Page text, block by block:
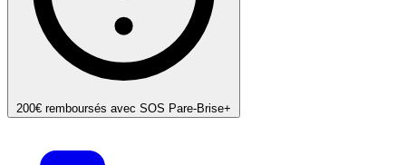
200€ remboursés avec SOS Pare-Brise+